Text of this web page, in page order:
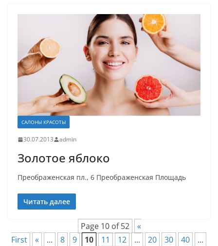
САЛОНЫ КРАСОТЫ
30.07.2013 admin
Золотое яблоко
Преображенская пл., 6 Преображенская Площадь
Читать далее
Page 10 of 52
«
First
« ... 8 9 10 11 12 ... 20 30 40
...